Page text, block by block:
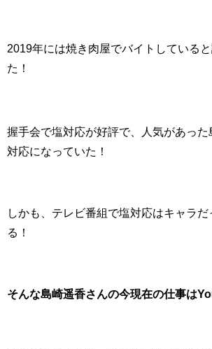
2019年には焼き肉屋でバイトしている
た！
握手会で塩対応が好評で、人気があった
対応になっていた！
しかも、テレビ番組で塩対応はキャラ
る！
そんな島崎遥香さんの今現在の仕事は